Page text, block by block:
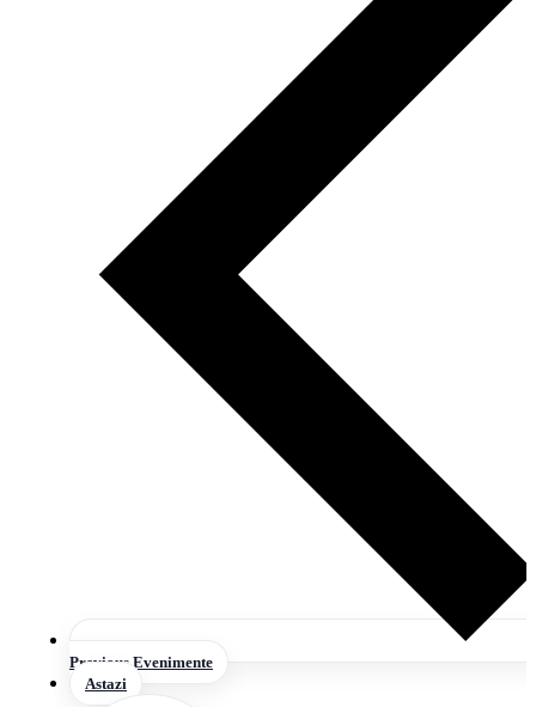
Previous Evenimente
Astazi